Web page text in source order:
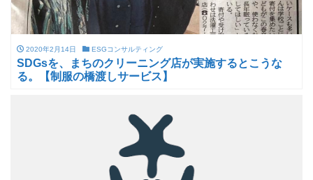
2020年2月14日 ESGコンサルティング
SDGsを、まちのクリーニング店が実施するとこうな
る。【制服の橋渡しサービス】